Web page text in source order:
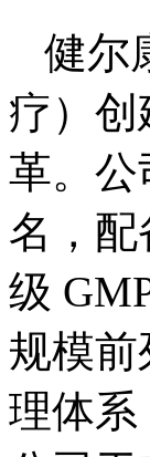
健尔
疗）创
革。公
名，配
级
规模
理体系